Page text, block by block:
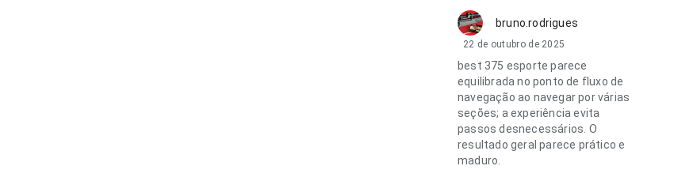
bruno.rodrigues
22 de outubro de 2025
best 375 esporte parece
equilibrada no ponto de fluxo de
navegação ao navegar por várias
seções; a experiência evita
passos desnecessários. O
resultado geral parece prático e
maduro.